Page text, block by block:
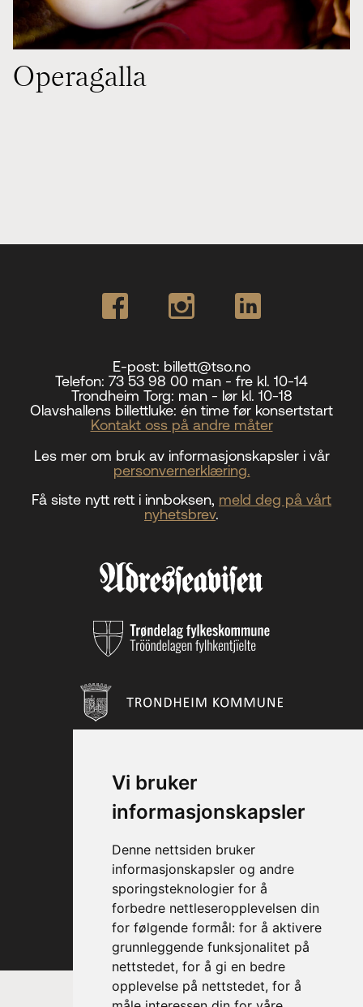
Vi bruker
informasjonskapsler
Denne nettsiden bruker
informasjonskapsler og andre
sporingsteknologier for å
forbedre nettleseropplevelsen din
for følgende formål: for å aktivere
grunnleggende funksjonalitet på
nettstedet, for å gi en bedre
opplevelse på nettstedet, for å
Operagalla
E-post: billett@tso.no
Telefon: 73 53 98 00 man - fre kl. 10-14
Trondheim Torg: man - lør kl. 10-18
Olavshallens billettluke: én time før konsertstart
Kontakt oss på andre måter
Les mer om bruk av informasjonskapsler i vår
personvernerklæring.
Få siste nytt rett i innboksen, meld deg på vårt
nyhetsbrev.